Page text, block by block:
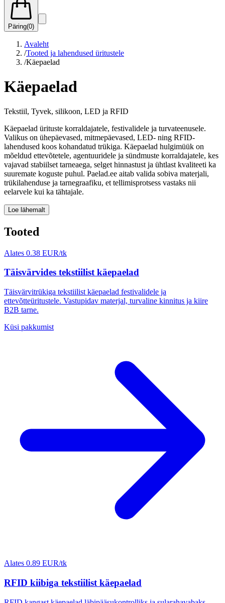
Päring(0)
Avaleht
/Tooted ja lahendused üritustele
/Käepaelad
Käepaelad
Tekstiil, Tyvek, silikoon, LED ja RFID
Käepaelad ürituste korraldajatele, festivalidele ja turvateenusele.
Valikus on ühepäevased, mitmepäevased, LED- ning RFID-
lahendused koos kohandatud trükiga. Käepaelad hulgimüük on
mõeldud ettevõtetele, agentuuridele ja sündmuste korraldajatele, kes
vajavad stabiilset tarneaega, selget hinnastust ja ühtlast kvaliteeti ka
suuremate koguste puhul. Paelad.ee aitab valida sobiva materjali,
trükilahenduse ja tarnegraafiku, et tellimisprotsess vastaks nii
eelarvele kui ka tähtajale.
Loe lähemalt
Tooted
Alates 0.38 EUR/tk
Täisvärvides tekstiilist käepaelad
Täisvärvitrükiga tekstiilist käepaelad festivalidele ja
ettevõtteüritustele. Vastupidav materjal, turvaline kinnitus ja kiire
B2B tarne.
Küsi pakkumist
Alates 0.89 EUR/tk
RFID kiibiga tekstiilist käepaelad